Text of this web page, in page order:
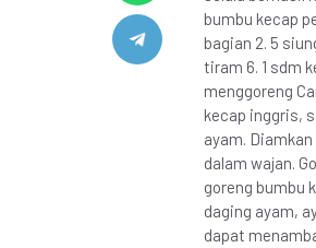
bumbu kecap
bagian 2. 5
tiram 6. 1 sdm
menggoreng
kecap inggris,
ayam.
dalam wajan.
goreng bumbu
daging ayam,
dapat